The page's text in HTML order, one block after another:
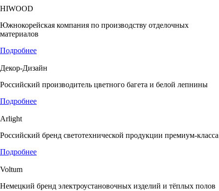
HIWOOD
Южнокорейская компания по производству отделочных
материалов
Подробнее
Декор-Дизайн
Российский производитель цветного багета и белой лепнины
Подробнее
Arlight
Российский бренд светотехнической продукции премиум-класса
Подробнее
Voltum
Немецкий бренд электроустановочных изделий и тёплых полов